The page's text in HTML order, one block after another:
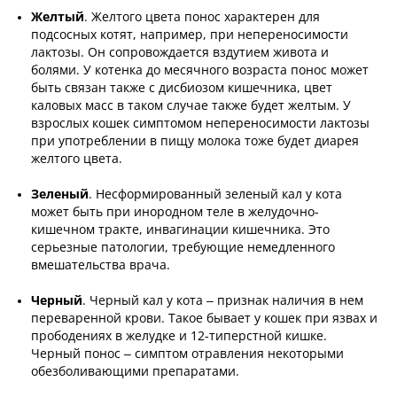
Желтый. Желтого цвета понос характерен для
подсосных котят, например, при непереносимости
лактозы. Он сопровождается вздутием живота и
болями. У котенка до месячного возраста понос может
быть связан также с дисбиозом кишечника, цвет
каловых масс в таком случае также будет желтым. У
взрослых кошек симптомом непереносимости лактозы
при употреблении в пищу молока тоже будет диарея
желтого цвета.
Зеленый. Несформированный зеленый кал у кота
может быть при инородном теле в желудочно-
кишечном тракте, инвагинации кишечника. Это
серьезные патологии, требующие немедленного
вмешательства врача.
Черный. Черный кал у кота – признак наличия в нем
переваренной крови. Такое бывает у кошек при язвах и
прободениях в желудке и 12-типерстной кишке.
Черный понос – симптом отравления некоторыми
обезболивающими препаратами.